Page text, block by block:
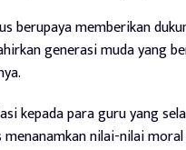
berupaya memberikan
generasi muda yang
kepada para guru yang
nilai-nilai